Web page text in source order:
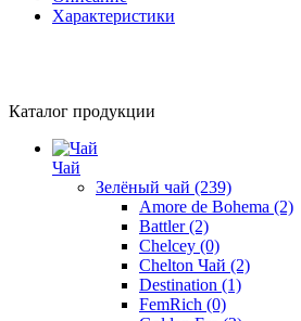
Характеристики
Каталог продукции
Чай
Зелёный чай (239)
Amore de Bohema (2)
Battler(2)
Chelcey (0)
Chelton Чай (2)
Destination (1)
FemRich (0)